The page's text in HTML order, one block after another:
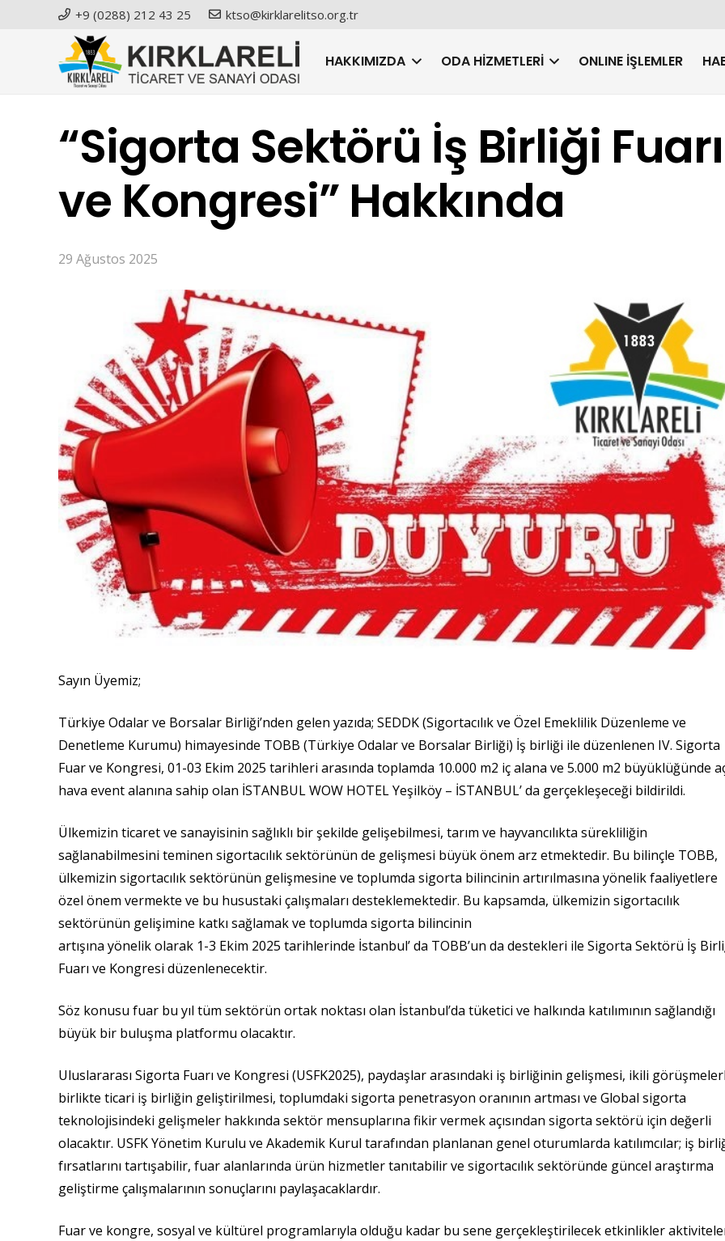
+9 (0288) 212 43 25 ktso@kirklarelitso.org.tr
HAKKIMIZDA ODA HIZMETLERI ONLINE İŞLEMLER
“Sigorta Sektörü İş Birliği Fuarı
ve Kongresi” Hakkında
29 Ağustos 2025
Sayın Üyemiz;
Türkiye Odalar ve Borsalar Birliği’nden gelen yazıda; SEDDK (Sigortacılık ve Özel Emeklilik Düzenleme ve
Denetleme Kurumu) himayesinde TOBB (Türkiye Odalar ve Borsalar Birliği) İş birliği ile düzenlenen IV. Sigorta
Fuar ve Kongresi, 01-03 Ekim 2025 tarihleri arasında toplamda 10.000 m2 iç alana ve 5.000 m2 büyüklüğünde
hava event alanına sahip olan İSTANBUL WOW HOTEL Yeşilköy – İSTANBUL’ da gerçekleşeceği bildirildi.
Ülkemizin ticaret ve sanayisinin sağlıklı bir şekilde gelişebilmesi, tarım ve hayvancılıkta sürekliliğin
sağlanabilmesini teminen sigortacılık sektörünün de gelişmesi büyük önem arz etmektedir. Bu bilinçle TOBB,
ülkemizin sigortacılık sektörünün gelişmesine ve toplumda sigorta bilincinin artırılmasına yönelik faaliyetlere
özel önem vermekte ve bu husustaki çalışmaları desteklemektedir. Bu kapsamda, ülkemizin sigortacılık
sektörünün gelişimine katkı sağlamak ve toplumda sigorta bilincinin
artışına yönelik olarak 1-3 Ekim 2025 tarihlerinde İstanbul’ da TOBB’un da destekleri ile Sigorta Sektörü İş
Fuarı ve Kongresi düzenlenecektir.
Söz konusu fuar bu yıl tüm sektörün ortak noktası olan İstanbul’da tüketici ve halkında katılımının sağlandığı
büyük bir buluşma platformu olacaktır.
Uluslararası Sigorta Fuarı ve Kongresi (USFK2025), paydaşlar arasındaki iş birliğinin gelişmesi, ikili
birlikte ticari iş birliğin geliştirilmesi, toplumdaki sigorta penetrasyon oranının artması ve Global sigorta
teknolojisindeki gelişmeler hakkında sektör mensuplarına fikir vermek açısından sigorta sektörü için değerli
olacaktır. USFK Yönetim Kurulu ve Akademik Kurul tarafından planlanan genel oturumlarda katılımcılar; iş
fırsatlarını tartışabilir, fuar alanlarında ürün hizmetler tanıtabilir ve sigortacılık sektöründe güncel araştırma
geliştirme çalışmalarının sonuçlarını paylaşacaklardır.
Fuar ve kongre, sosyal ve kültürel programlarıyla olduğu kadar bu sene gerçekleştirilecek etkinlikler